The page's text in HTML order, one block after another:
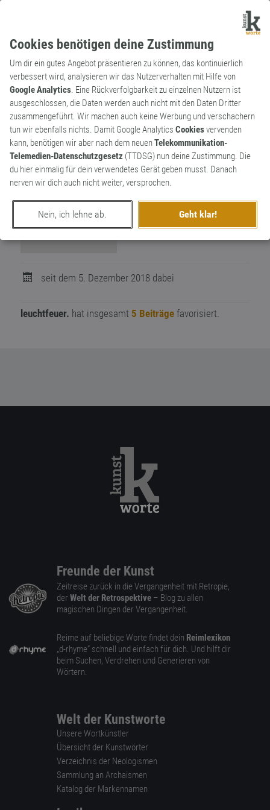
Cookies benötigen deine Zustimmung
Um dir ein gutes Angebot präsentieren zu können, das kontinuierlich
verbessert wird, analysieren wir das Nutzerverhalten mit Hilfe von
Google Analytics. Eine Rückverfolgbarkeit zu einzelnen Nutzern ist
ausgeschlossen, die Daten werden auch nicht mit den Daten Dritter
zusammengeführt. Wir machen auch keine Werbung und verschachern
tun wir ebenfalls nichts. Damit Google Analytics Cookiesvervenden
kann, benötigen wir aber nach dem neuenTelekommunikation-
Telemedien-Datenschutzgesetz (TTDSG) nun deine Zustimmung. Die
du hier einmalig für dein verwendetes Gerät geben musst. Danach
nerven wir dich auch nicht weiter, versprochen.
Nein, ich lehne ab. Geht klar!
Wortkünstler
leuchtfeuer.
0
0
seit dem 5. Dezember 2018 dabei
leuchtfeuer. hat insgesamt 5 Beiträgefavorisiert.
Freunde der Kunst
Zeitreise zurück in die Vergangenheit mit Retropie,
der Welt der Retrospektive – Blog zu allen
magischen Dingen der Vergangenheit.
Reime auf beliebige Worte findet dein Reimlexikon
„d-rhyme” schnell und einfach für dich. Und hilft dir
beim Suchen, Verdrehen und Generieren von
Wörtern.
Welt der Kunstworte
Unsere Wortkünstler
Übersicht der Kunstwörter
Verzeichnis der Neologismen
Sammlung an Archaismen
Katalog der Markennamen